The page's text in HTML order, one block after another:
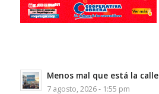
Menos mal que está la calle
7 agosto, 2026 - 1:55 pm